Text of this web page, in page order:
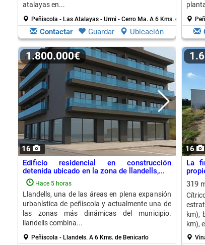
atalayas en...
Peñiscola - Las Atalayas - Urmi - Cerro Ma. A 6 Kms. de
Contactar Guardar Ubicación
16
1.800.000€
Edificio residencial en construcción
detenida ubicado en la zona de llandells,...
Hace 5 horas
Llandells, una de las áreas en plena expansión
urbanística de peñíscola y actualmente una de
las zonas más dinámicas del municipio.
llandells combina...
Peñiscola - Llandels. A 6 Kms. de Benicarlo
16
La
319
km),
km),